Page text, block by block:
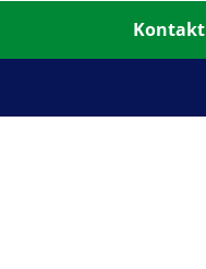
Kontakt